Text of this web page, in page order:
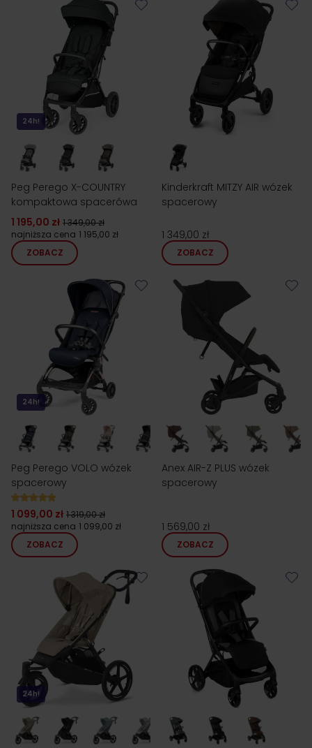
24h!
Peg Perego X-COUNTRY
kompaktowa spacerówa
1 195,00 zł 1 349,00 zł
najniższa cena 1 195,00 zł
ZOBACZ
Kinderkraft MITZY AIR wózek
spacerowy
1 349,00 zł
ZOBACZ
24h!
Peg Perego VOLO wózek
spacerowy
1 099,00 zł 1 319,00 zł
najniższa cena 1 099,00 zł
ZOBACZ
Anex AIR-Z PLUS wózek
spacerowy
1 569,00 zł
ZOBACZ
24h!